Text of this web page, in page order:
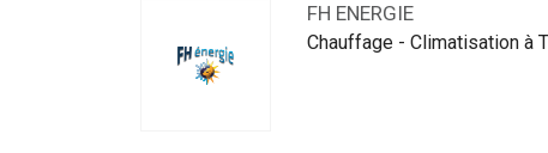
FH ENERGIE
Chauffage - Climatisation à